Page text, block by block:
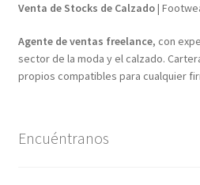
Venta de Stocks de Calzado|
Agente de ventas freelance, con
sector de la moda y el calzado.
propios compatibles para cualquier
Encuéntranos